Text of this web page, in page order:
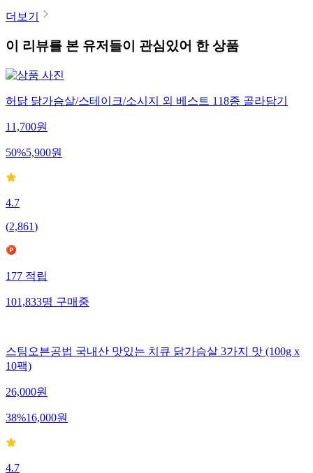
더보기
이 리뷰를 본 유저들이 관심있어 한 상품
허닭 닭가슴살/스테이크/소시지 외 베스트 118종 골라담기
11,700원
50%5,900원
4.7
(2,861)
177 적립
101,833명 구매중
스팀오븐공법 국내산 맛있는 치큐 닭가슴살 3가지 맛 (100g x
10팩)
26,000원
38%16,000원
4.7